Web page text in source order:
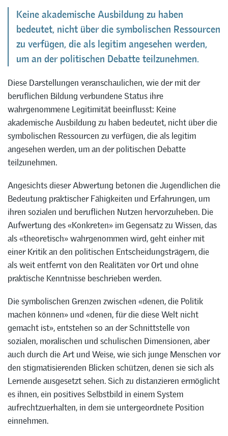
Keine akademische Ausbildung zu haben
bedeutet, nicht über die symbolischen Ressourcen
zu verfügen, die als legitim angesehen werden,
um an der politischen Debatte teilzunehmen.
Diese Darstellungen veranschaulichen, wie der mit der
beruflichen Bildung verbundene Status ihre
wahrgenommene Legitimität beeinflusst: Keine
akademische Ausbildung zu haben bedeutet, nicht über die
symbolischen Ressourcen zu verfügen, die als legitim
angesehen werden, um an der politischen Debatte
teilzunehmen.
Angesichts dieser Abwertung betonen die Jugendlichen die
Bedeutung praktischer Fähigkeiten und Erfahrungen, um
ihren sozialen und beruflichen Nutzen hervorzuheben. Die
Aufwertung des «Konkreten» im Gegensatz zu Wissen, das
als «theoretisch» wahrgenommen wird, geht einher mit
einer Kritik an den politischen Entscheidungsträgern, die
als weit entfernt von den Realitäten vor Ort und ohne
praktische Kenntnisse beschrieben werden.
Die symbolischen Grenzen zwischen «denen, die Politik
machen können» und «denen, für die diese Welt nicht
gemacht ist», entstehen so an der Schnittstelle von
sozialen, moralischen und schulischen Dimensionen, aber
auch durch die Art und Weise, wie sich junge Menschen vor
den stigmatisierenden Blicken schützen, denen sie sich als
Lernende ausgesetzt sehen. Sich zu distanzieren ermöglicht
es ihnen, ein positives Selbstbild in einem System
aufrechtzuerhalten, in dem sie untergeordnete Position
einnehmen.